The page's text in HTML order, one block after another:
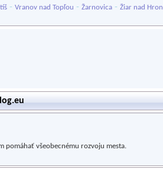
- Vranov nad Topľou - Žarnovica - Žiar nad
pomáhať všeobecnému rozvoju mesta.